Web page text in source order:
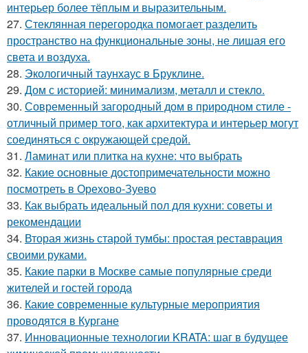
интерьер более тёплым и выразительным.
27. Стеклянная перегородка помогает разделить
пространство на функциональные зоны, не лишая его
света и воздуха.
28. Экологичный таунхаус в Бруклине.
29. Дом с историей: минимализм, металл и стекло.
30. Современный загородный дом в природном стиле -
отличный пример того, как архитектура и интерьер могут
соединяться с окружающей средой.
31. Ламинат или плитка на кухне: что выбрать
32. Какие основные достопримечательности можно
посмотреть в Орехово-Зуево
33. Как выбрать идеальный пол для кухни: советы и
рекомендации
34. Вторая жизнь старой тумбы: простая реставрация
своими руками.
35. Какие парки в Москве самые популярные среди
жителей и гостей города
36. Какие современные культурные мероприятия
проводятся в Кургане
37. Инновационные технологии KRATA: шаг в будущее